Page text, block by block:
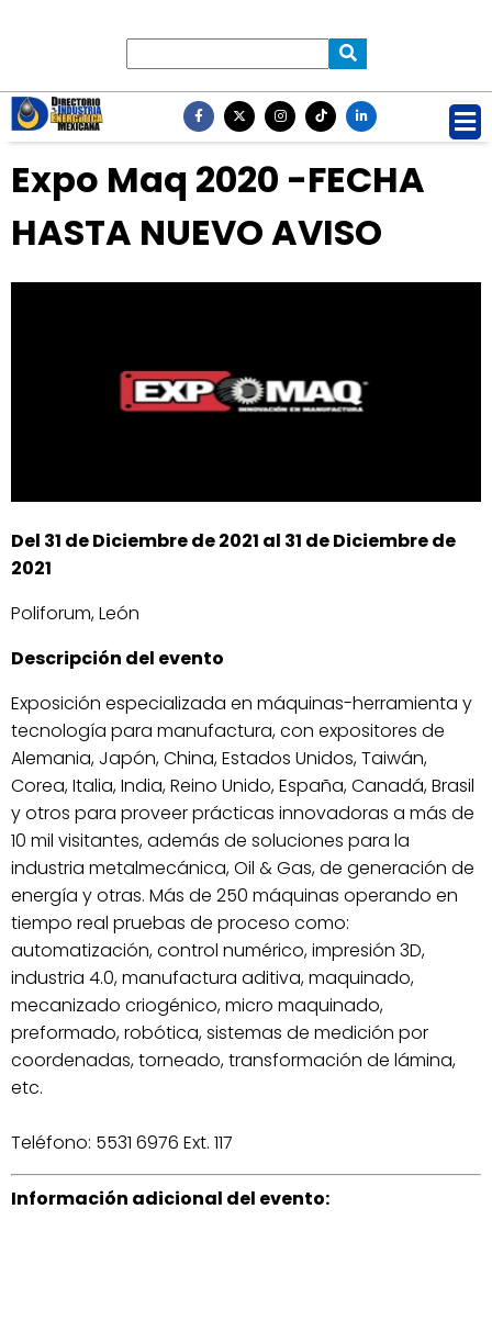
Expo Maq 2020 -FECHA
HASTA NUEVO AVISO
Del 31 de Diciembre de 2021 al 31 de Diciembre de
2021
Poliforum, León
Descripción del evento
Exposición especializada en máquinas-herramienta y
tecnología para manufactura, con expositores de
Alemania, Japón, China, Estados Unidos, Taiwán,
Corea, Italia, India, Reino Unido, España, Canadá, Brasil
y otros para proveer prácticas innovadoras a más de
10 mil visitantes, además de soluciones para la
industria metalmecánica, Oil & Gas, de generación de
energía y otras. Más de 250 máquinas operando en
tiempo real pruebas de proceso como:
automatización, control numérico, impresión 3D,
industria 4.0, manufactura aditiva, maquinado,
mecanizado criogénico, micro maquinado,
preformado, robótica, sistemas de medición por
coordenadas, torneado, transformación de lámina,
etc.
Teléfono: 5531 6976 Ext. 117
Información adicional del evento: